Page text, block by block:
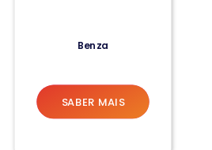
Benza
SABER MAIS